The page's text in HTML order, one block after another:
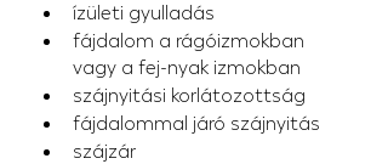
ízületi gyulladás
fájdalom a rágóizmokban
vagy a fej-nyak izmokban
szájnyitási korlátozottság
fájdalommal járó szájnyitás
szájzár